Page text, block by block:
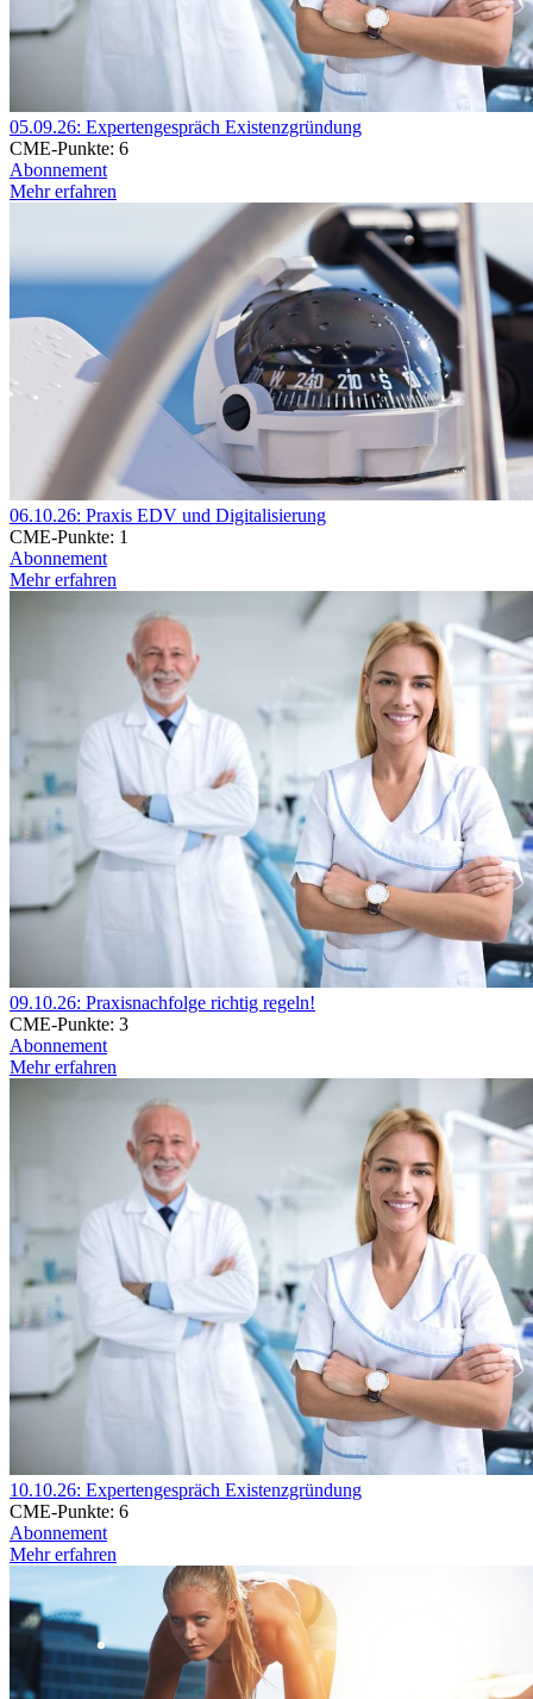
05.09.26: Expertengespräch Existenzgründung
CME-Punkte: 6
Abonnement
Mehr erfahren
06.10.26: Praxis EDV und Digitalisierung
CME-Punkte: 1
Abonnement
Mehr erfahren
09.10.26: Praxisnachfolge richtig regeln!
CME-Punkte: 3
Abonnement
Mehr erfahren
10.10.26: Expertengespräch Existenzgründung
CME-Punkte: 6
Abonnement
Mehr erfahren